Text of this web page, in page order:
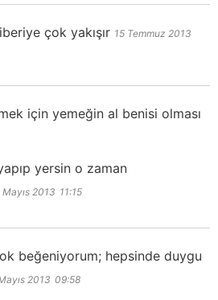
çok yakışır 15 Temmuz 2013
için yemeğin al benisi olması
yersin o zaman
Mayıs 2013 11:15
beğeniyorum; hepsinde duygu
2013 09:58